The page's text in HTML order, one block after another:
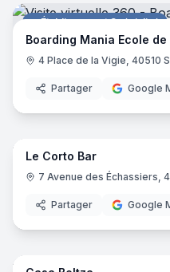
Établissement Spécialisé
Boarding Mania Ecole
4 Place de la Vigie, 40510
Partager Google
Restaurant
Le Corto Bar
7 Avenue des Échassiers,
Partager Google